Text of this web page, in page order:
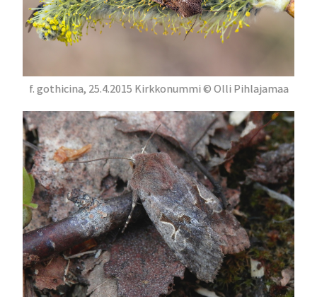
f. gothicina, 25.4.2015 Kirkkonummi © Olli Pihlajamaa